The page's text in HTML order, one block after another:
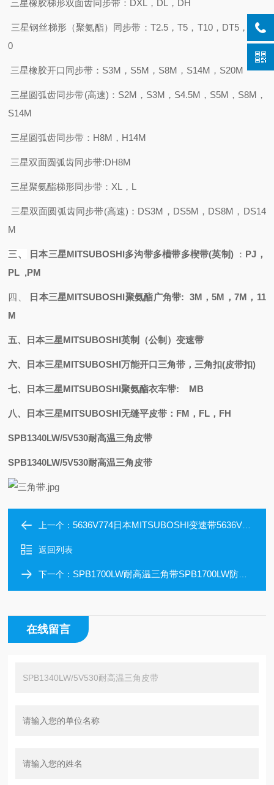
三星橡胶梯形双面齿同步带： DXL，DL，DH
三星钢丝梯形（聚氨酯）同步带： T2.5，T5，T10，DT5，DT1
0
三星橡胶开口同步带： S3M，S5M，S8M，S14M，S20M
三星圆弧齿同步带(高速)：S2M，S3M，S4.5M，S5M，S8M，
S14M
三星圆弧齿同步带： H8M，H14M
三星双面圆弧齿同步带:DH8M
三星聚氨酯梯形同步带： XL，L
三星双面圆弧齿同步带(高速)：DS3M，DS5M，DS8M，DS14
M
三、 日本三星MITSUBOSHI多沟带多槽带多楔带(英制) ： PJ，
PL ,PM
四、 日本三星MITSUBOSHI聚氨酯广角带: 3M，5M，7M，11
M
五、日本三星MITSUBOSHI英制（公制）变速带
六、日本三星MITSUBOSHI万能开口三角带，三角扣(皮带扣)
七、日本三星MITSUBOSHI聚氨酯衣车带: MB
八、日本三星MITSUBOSHI无缝平皮带：FM，FL，FH
SPB1340LW/5V530耐高温三角皮带
SPB1340LW/5V530耐高温三角皮带
上一个：5636V774日本MITSUBOSHI变速带5636V774
返回列表
下一个： SPB1700LW耐高温三角带SPB1700LW防静电皮带
在线留言